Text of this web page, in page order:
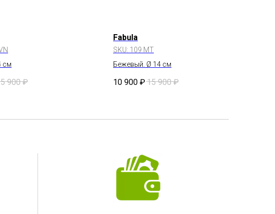
см
900 ₽
Fabula
SKU: 109 MT
Бежевый. Ø 14 см
10 900 ₽ 15 900 ₽